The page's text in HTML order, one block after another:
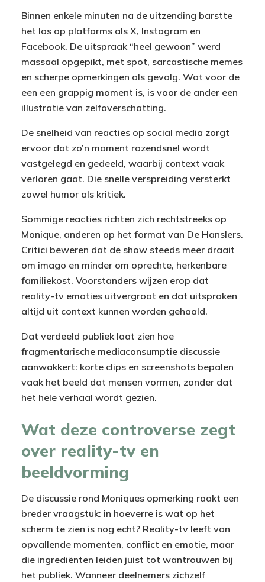
Binnen enkele minuten na de uitzending barstte
het los op platforms als X, Instagram en
Facebook. De uitspraak “heel gewoon” werd
massaal opgepikt, met spot, sarcastische memes
en scherpe opmerkingen als gevolg. Wat voor de
een een grappig moment is, is voor de ander een
illustratie van zelfoverschatting.
De snelheid van reacties op social media zorgt
ervoor dat zo’n moment razendsnel wordt
vastgelegd en gedeeld, waarbij context vaak
verloren gaat. Die snelle verspreiding versterkt
zowel humor als kritiek.
Sommige reacties richten zich rechtstreeks op
Monique, anderen op het format van De Hanslers.
Critici beweren dat de show steeds meer draait
om imago en minder om oprechte, herkenbare
familiekost. Voorstanders wijzen erop dat
reality-tv emoties uitvergroot en dat uitspraken
altijd uit context kunnen worden gehaald.
Dat verdeeld publiek laat zien hoe
fragmentarische mediaconsumptie discussie
aanwakkert: korte clips en screenshots bepalen
vaak het beeld dat mensen vormen, zonder dat
het hele verhaal wordt gezien.
Wat deze controverse zegt
over reality-tv en
beeldvorming
De discussie rond Moniques opmerking raakt een
breder vraagstuk: in hoeverre is wat op het
scherm te zien is nog echt? Reality-tv leeft van
opvallende momenten, conflict en emotie, maar
die ingrediënten leiden juist tot wantrouwen bij
het publiek. Wanneer deelnemers zichzelf